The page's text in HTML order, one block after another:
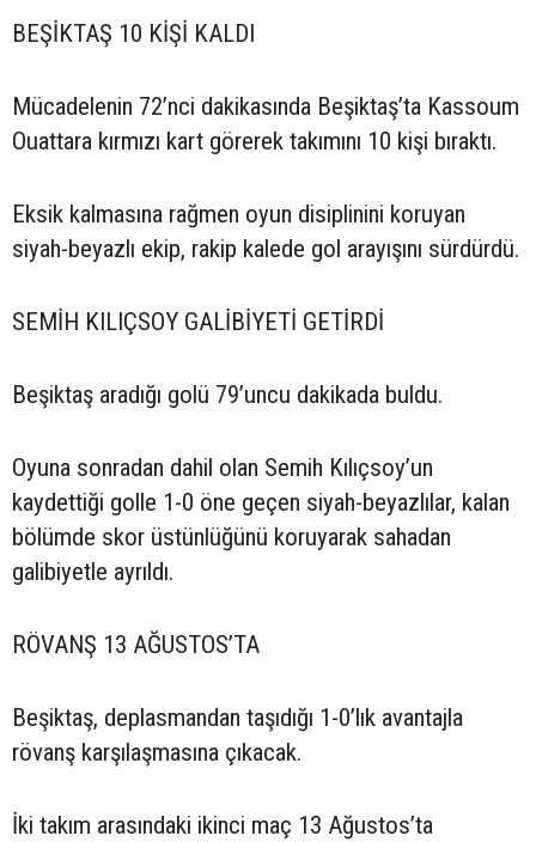
BEŞİKTAŞ 10 KİŞİ KALDI
Mücadelenin 72’nci dakikasında Beşiktaş’ta Kassoum
Ouattara kırmızı kart görerek takımını 10 kişi bıraktı.
Eksik kalmasına rağmen oyun disiplinini koruyan
siyah-beyazlı ekip, rakip kalede gol arayışını sürdürdü.
SEMİH KILIÇSOY GALİBİYETİ GETİRDİ
Beşiktaş aradığı golü 79’uncu dakikada buldu.
Oyuna sonradan dahil olan Semih Kılıçsoy’un
kaydettiği golle 1-0 öne geçen siyah-beyazlılar, kalan
bölümde skor üstünlüğünü koruyarak sahadan
galibiyetle ayrıldı.
RÖVANŞ 13 AĞUSTOS’TA
Beşiktaş, deplasmandan taşıdığı 1-0’lık avantajla
rövanş karşılaşmasına çıkacak.
İki takım arasındaki ikinci maç 13 Ağustos’ta